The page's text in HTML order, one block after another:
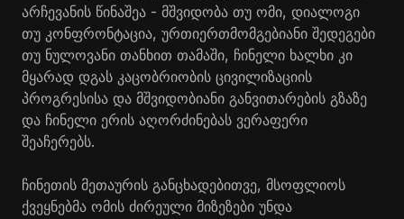
არჩევანის წინაშეა - მშვიდობა თუ ომი, დიალოგი
თუ კონფრონტაცია, ურთიერთმომგებიანი შედეგები
თუ ნულოვანი თანხით თამაში, ჩინელი ხალხი კი
მყარად დგას კაცობრიობის ცივილიზაციის
პროგრესისა და მშვიდობიანი განვითარების გზაზე
და ჩინელი ერის აღორძინებას ვერაფერი
შეაჩერებს.
ჩინეთის მეთაურის განცხადებითვე, მსოფლიოს
ქვეყნებმა ომის ძირეული მიზეზები უნდა